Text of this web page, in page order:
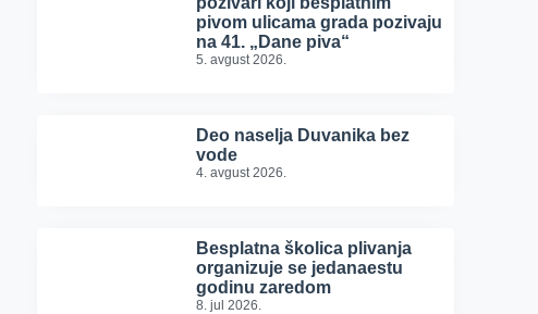
pivom ulicama grada pozivaju
na 41. „Dane piva“
5. avgust 2026.
Deo naselja Duvanika bez
vode
4. avgust 2026.
Besplatna školica plivanja
organizuje se jedanaestu
godinu zaredom
8. jul 2026.